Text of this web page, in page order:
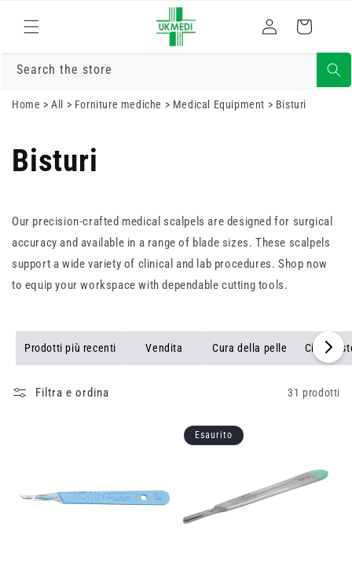
direttamente
ai contenuti
Accedi Carrello
Search the store
Home >All > Forniture mediche > Medical Equipment > Bisturi
Bisturi
Our precision-crafted medical scalpels are designed for surgical
accuracy and available in a range of blade sizes. These scalpels
support a wide variety of clinical and lab procedures. Shop now
to equip your workspace with dependable cutting tools.
Prodotti più recenti Vendita Cura della pelle Ciotole
Filtra e ordina 31 prodotti
Esaurito